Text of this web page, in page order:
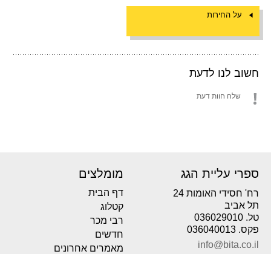
על החירות
חשוב לנו לדעת
שלח חוות דעת
ספרי עליית הגג
רח' חסידי האומות 24
תל אביב
טל. 036029010
פקס. 036040013
info@bita.co.il
מומלצים
דף הבית
קטלוג
רבי מכר
חדשים
מאמרים אחרונים